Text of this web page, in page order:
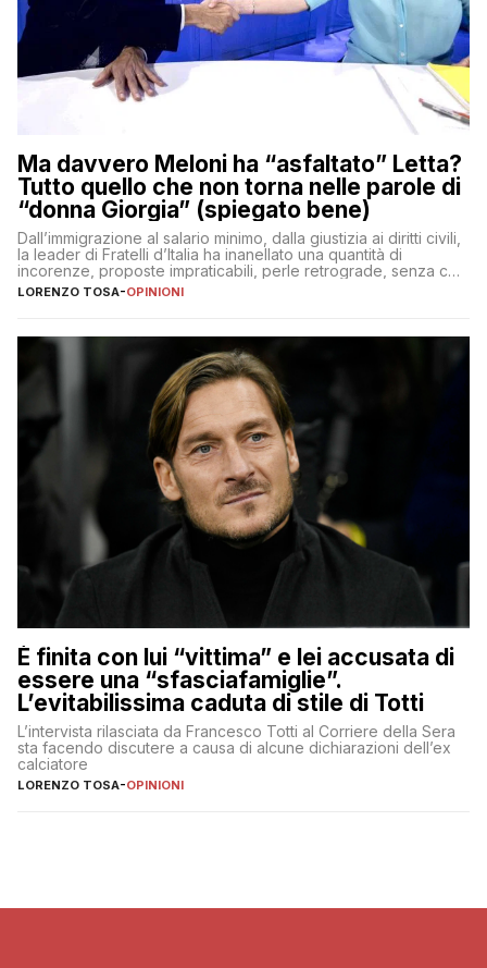
Ma davvero Meloni ha “asfaltato” Letta?
Tutto quello che non torna nelle parole di
“donna Giorgia” (spiegato bene)
Dall’immigrazione al salario minimo, dalla giustizia ai diritti civili,
la leader di Fratelli d’Italia ha inanellato una quantità di
incorenze, proposte impraticabili, perle retrograde, senza che
nessuno – a destra come a sinistra – glielo abbia fatto notare
LORENZO TOSA-OPINIONI
È finita con lui “vittima” e lei accusata di
essere una “sfasciafamiglie”.
L’evitabilissima caduta di stile di Totti
L’intervista rilasciata da Francesco Totti al Corriere della Sera
sta facendo discutere a causa di alcune dichiarazioni dell’ex
calciatore
LORENZO TOSA-OPINIONI